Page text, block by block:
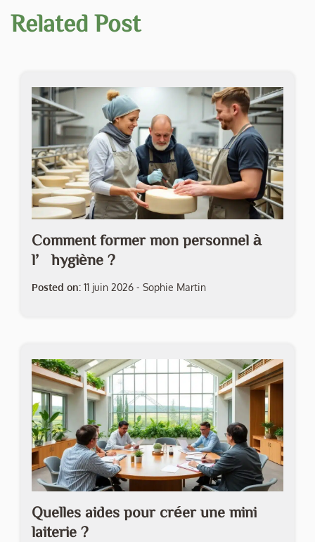
Related Post
Comment former mon personnel à
l’hygiène ?
Posted on: 11 juin 2026 - Sophie Martin
Quelles aides pour créer une mini
laiterie ?